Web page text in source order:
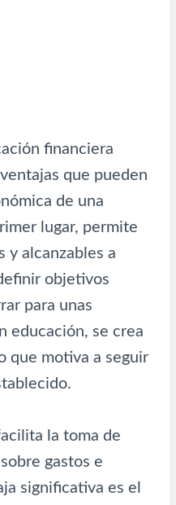
financiera
que pueden
de una
lugar, permite
y alcanzables a
objetivos
para unas
educación, se crea
que motiva a seguir
la toma de
gastos e
significativa es el